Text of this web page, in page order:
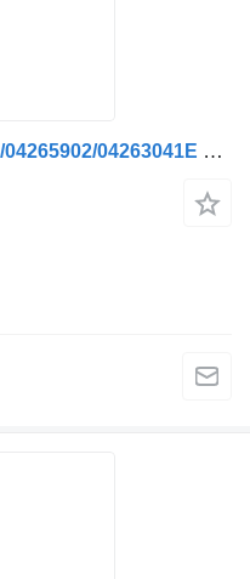
Deutz TCD2015 V08 02938376/04265902/04263041E Wasserpumpengehäuse